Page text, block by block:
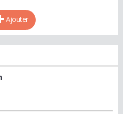
Ajouter